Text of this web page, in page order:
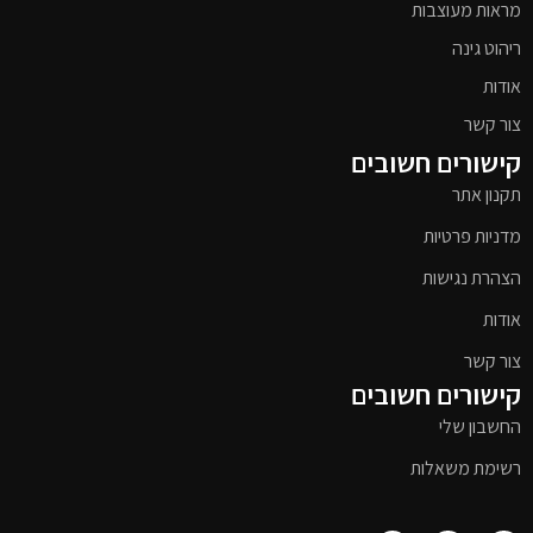
מראות מעוצבות
ריהוט גינה
אודות
צור קשר
קישורים חשובים
תקנון אתר
מדניות פרטיות
הצהרת נגישות
אודות
צור קשר
קישורים חשובים
החשבון שלי
רשימת משאלות